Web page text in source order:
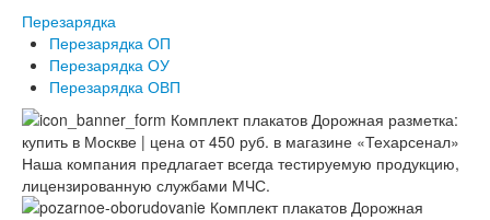
Перезарядка
Перезарядка ОП
Перезарядка ОУ
Перезарядка ОВП
Наша компания предлагает всегда тестируемую продукцию,
лицензированную службами МЧС.